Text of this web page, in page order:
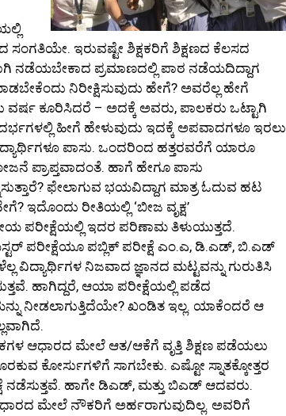
ಸಂಗತಿಯೇ. ಇರುವಷ್ಟೇ ಶಿಕ್ಷಕರಿಗೆ ಶಿಕ್ಷಣದ ಕೆಲಸದ
ನಡೆಯಬೇಕಾದ ಪ್ರಮಾಣದಲ್ಲಿ ಪಾಠ ನಡೆಯದಿದ್ದಾಗ
ನಿರೀಕ್ಷಿಸುವುದು ಹೇಗೆ? ಅವರೆಲ್ಲ ಹೇಗೆ
ವರ್ಷ ಕೂರಿಸಿದರೆ – ಅದಕ್ಕೆ ಅವರು, ಪಾಲಕರು ಒಟ್ಟಾಗಿ
ಹೀಗೆ ಹೇಳುವುದು ಇದಕ್ಕೆ ಅಪವಾದಗಳೂ ಇರಲು
ಪಾಸು. ಒಂದರಿಂದ ಹತ್ತರವರೆಗೆ ಯಾರೂ
ಪ್ರಾಪ್ತವಾದಂತೆ. ಹಾಗೆ ಹೇಗೂ ಪಾಸು
ಫೇಲಾಗುವ ಭಯವಿದ್ದಾಗ ಮಾತ್ರ ಓದುವ ಹಟ
ಇದೊಂದು ರೀತಿಯಲ್ಲಿ ‘ಬೀಜ ವೃಕ್ಷ’
ಪರೀಕ್ಷೆಯಲ್ಲಿ ಇದರ ಪರಿಣಾಮ ತಿಳುಯುತ್ತದೆ.
ಪರೀಕ್ಷೆಯೂ ಪಬ್ಲಿಕ್ ಪರೀಕ್ಷೆ ಎಂ.ಎ, ಡಿ.ಎಡ್, ಬಿ.ಎಡ್
ವಿದ್ಯಾರ್ಥಿಗಳ ನಿಜವಾದ ಜ್ಞಾನದ ಮಟ್ಟವನ್ನು ಗುರುತಿಸಿ
ಹಾಗಿದ್ದರೆ, ಆಯಾ ಪರೀಕ್ಷೆಯಲ್ಲಿ ಪಡೆದ
ನೀಡಲಾಗುತ್ತಿದೆಯೇ? ಖಂಡಿತ ಇಲ್ಲ. ಯಾಕೆಂದರೆ ಆ
ಆಧಾರದ ಮೇಲೆ ಆತ/ಆಕೆಗೆ ವೃತ್ತಿ ಶಿಕ್ಷಣ ಪಡೆಯಲು
ಕೋರ್ಸುಗಳಿಗೆ ಸಾಗಬೇಕು. ಎಷ್ಟೋ ಸ್ನಾತಕ್ಕೋತ್ತರ
ನಡೆಸುತ್ತವೆ. ಹಾಗೇ ಡಿಎಡ್, ಮತ್ತು ಬಿಎಡ್ ಆದವರು.
ಮೇಲೆ ನೌಕರಿಗೆ ಅರ್ಹರಾಗುವುದಿಲ್ಲ. ಅವರಿಗೆ